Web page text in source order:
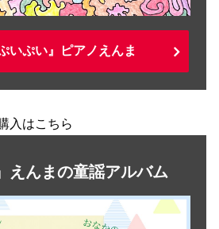
いぷい』ピアノえんま
入はこちら
えんまの童謡アルバム